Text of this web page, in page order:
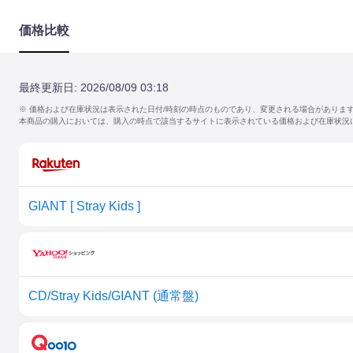
価格比較
最終更新日: 2026/08/09 03:18
※ 価格および在庫状況は表示された日付/時刻の時点のものであり、変更される場合がありま
本商品の購入においては、購入の時点で該当するサイトに表示されている価格および在庫状
GIANT [ Stray Kids ]
CD/Stray Kids/GIANT (通常盤)